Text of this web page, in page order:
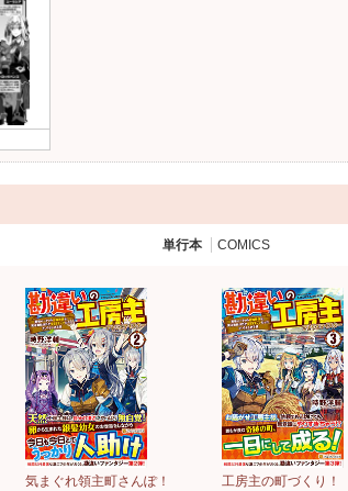
単行本 COMICS
気まぐれ領主町さんぽ！ 工房主の町づくり！